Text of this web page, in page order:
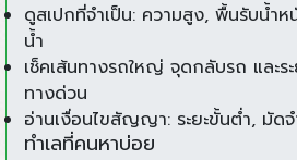
ดูสเปกที่จำเป็น: ความสูง, พื้นรับน้ำ
น้ำ
เช็คเส้นทางรถใหญ่ จุดกลับรถ และ
ทางด่วน
อ่านเงื่อนไขสัญญา: ระยะขั้นต่ำ, มัด
ทำเลที่คนหาบ่อย